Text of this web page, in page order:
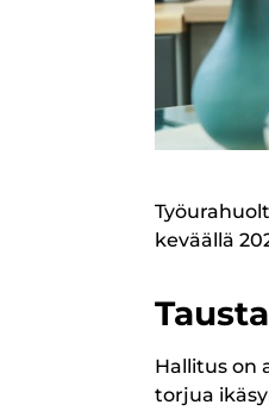
keväällä
Hallitus on
torjua